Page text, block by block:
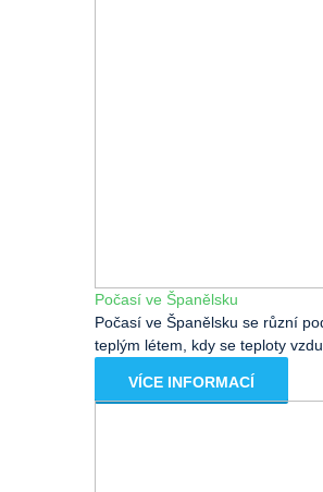
Počasí ve Španělsku
Počasí ve Španělsku se různí
teplým létem, kdy se teploty
VÍCE INFORMACÍ